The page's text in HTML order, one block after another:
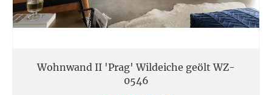
Wohnwand II 'Prag' Wildeiche geölt WZ-
0546